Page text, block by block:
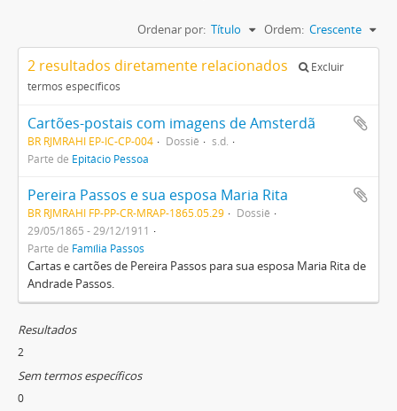
Ordenar por: Título Ordem: Crescente
2 resultados diretamente relacionados
Excluir
termos específicos
Cartões-postais com imagens de Amsterdã
BR RJMRAHI EP-IC-CP-004 Dossiê
s.d.
Parte de Epitácio Pessoa
Pereira Passos e sua esposa Maria Rita
BR RJMRAHI FP-PP-CR-MRAP-1865.05.29
Dossiê
29/05/1865 - 29/12/1911
Parte de Família Passos
Cartas e cartões de Pereira Passos para sua esposa Maria Rita de
Andrade Passos.
Resultados
2
Sem termos específicos
0